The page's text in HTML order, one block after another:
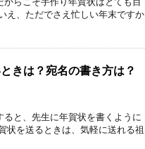
え、ただでさえ忙しい年末ですか
きは？宛名の書き方は？
と、先生に年賀状を書くように
状を送るときは、気軽に送れる祖